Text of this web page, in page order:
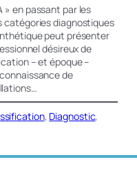
» en passant par les
catégories diagnostiques
peut présenter
désireux de
– et époque –
de
, Diagnostic